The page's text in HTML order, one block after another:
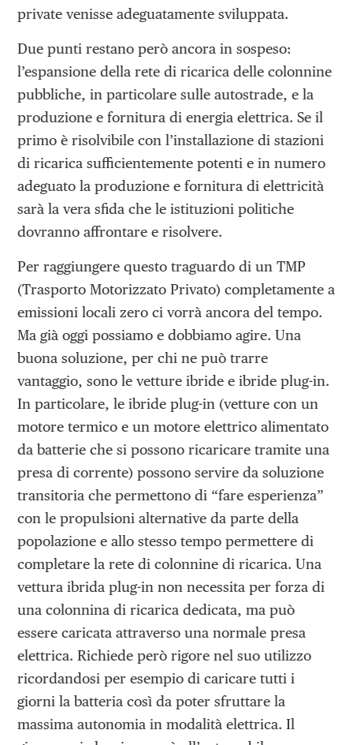
private venisse adeguatamente sviluppata.
Due punti restano però ancora in sospeso:
l’espansione della rete di ricarica delle colonnine
pubbliche, in particolare sulle autostrade, e la
produzione e fornitura di energia elettrica. Se il
primo è risolvibile con l’installazione di stazioni
di ricarica sufficientemente potenti e in numero
adeguato la produzione e fornitura di elettricità
sarà la vera sfida che le istituzioni politiche
dovranno affrontare e risolvere.
Per raggiungere questo traguardo di un TMP
(Trasporto Motorizzato Privato) completamente a
emissioni locali zero ci vorrà ancora del tempo.
Ma già oggi possiamo e dobbiamo agire. Una
buona soluzione, per chi ne può trarre
vantaggio, sono le vetture ibride e ibride plug-in.
In particolare, le ibride plug-in (vetture con un
motore termico e un motore elettrico alimentato
da batterie che si possono ricaricare tramite una
presa di corrente) possono servire da soluzione
transitoria che permettono di “fare esperienza”
con le propulsioni alternative da parte della
popolazione e allo stesso tempo permettere di
completare la rete di colonnine di ricarica. Una
vettura ibrida plug-in non necessita per forza di
una colonnina di ricarica dedicata, ma può
essere caricata attraverso una normale presa
elettrica. Richiede però rigore nel suo utilizzo
ricordandosi per esempio di caricare tutti i
giorni la batteria così da poter sfruttare la
massima autonomia in modalità elettrica. Il